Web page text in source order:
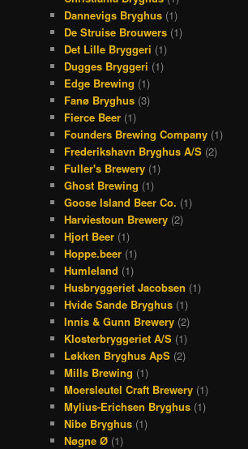
Dannevigs Bryghus (1)
De Struise Brouwers (1)
Det Lille Bryggeri (1)
Dugges Bryggeri (1)
Edge Brewing (1)
Fanø Bryghus (3)
Fierce Beer (1)
Founders Brewing Company (1)
Frederikshavn Bryghus A/S (2)
Fuller's Brewery (1)
Ghost Brewing (1)
Goose Island Beer Co. (1)
Harviestoun Brewery (2)
Hjort Beer (1)
Hoppe.beer (1)
Humleland (1)
Husbryggeriet Jacobsen (1)
Hvide Sande Bryghus (1)
Innis & Gunn Brewery (2)
Klosterbryggeriet A/S (1)
Løkken Bryghus ApS (2)
Mills Brewing (1)
Moersleutel Craft Brewery (1)
Mylius-Erichsen Bryghus (1)
Nibe Bryghus (1)
Nøgne Ø (1)